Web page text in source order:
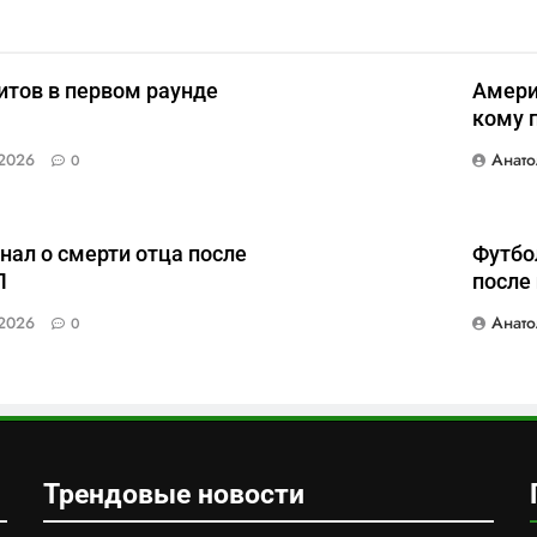
в первом раунде
0
кому
о смерти отца после
0
после
Трендовые новости